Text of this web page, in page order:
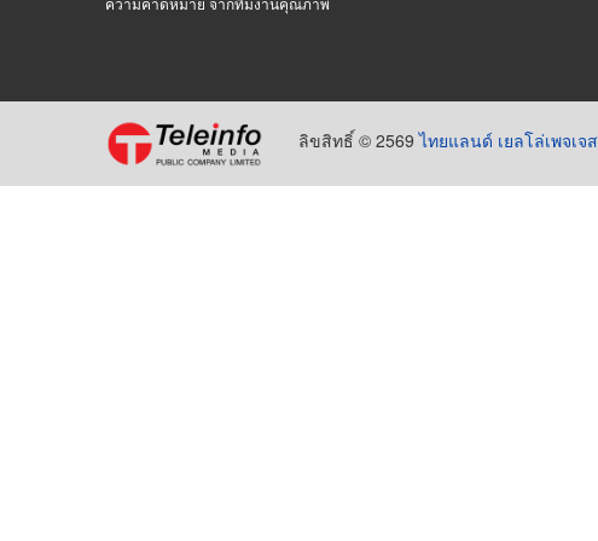
ลิขสิทธิ์ © 2569ไทยแลนด์ เยลโล่เพจเจส